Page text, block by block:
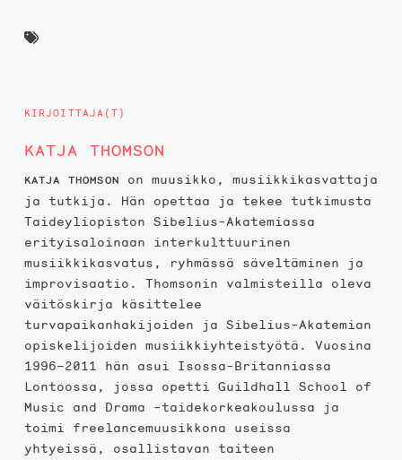
KIRJOITTAJA(T)
KATJA THOMSON
KATJA THOMSON
on muusikko, musiikkikasvattaja
ja tutkija. Hän opettaa ja tekee tutkimusta
Taideyliopiston Sibelius-Akatemiassa
erityisaloinaan interkulttuurinen
musiikkikasvatus, ryhmässä säveltäminen ja
improvisaatio. Thomsonin valmisteilla oleva
väitöskirja käsittelee
turvapaikanhakijoiden ja Sibelius-Akatemian
opiskelijoiden musiikkiyhteistyötä. Vuosina
1996–2011 hän asui Isossa-Britanniassa
Lontoossa, jossa opetti Guildhall School of
Music and Drama -taidekorkeakoulussa ja
toimi freelancemuusikkona useissa
yhtyeissä, osallistavan taiteen